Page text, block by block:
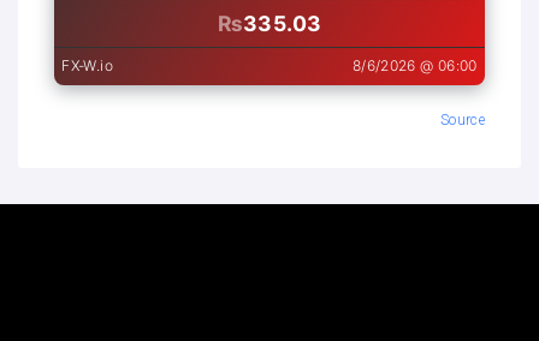
Source